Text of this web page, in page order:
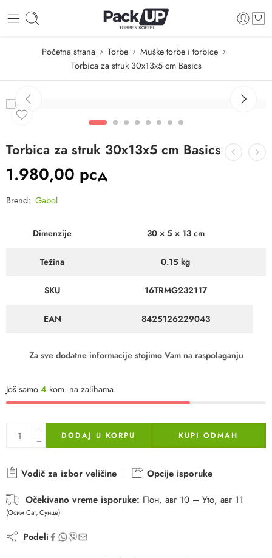
Početna strana Torbe
Muške torbe i torbice
Torbica za struk 30x13x5 cm Basics
Torbica za struk 30x13x5 cm Basics
1.980,00 рсд
Brend: Gabol
Dimenzije 30 × 5 × 13 cm
Težina 0.15 kg
SKU 16TRMG232117
EAN 8425126229043
Za sve dodatne informacije stojimo Vam na raspolaganju
Još samo4 kom. na zalihama.
DODAJ U KORPU KUPI ODMAH
Vodič za izbor veličine
Opcije isporuke
Očekivano vreme isporuke: Пон, авг 10 – Уто, авг 11
(Осим Сат, Сунце)
Podeli